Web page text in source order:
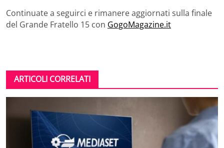
Continuate a seguirci e rimanere aggiornati sulla finale
del Grande Fratello 15 con GogoMagazine.it
ARTICOLI CORRELATI